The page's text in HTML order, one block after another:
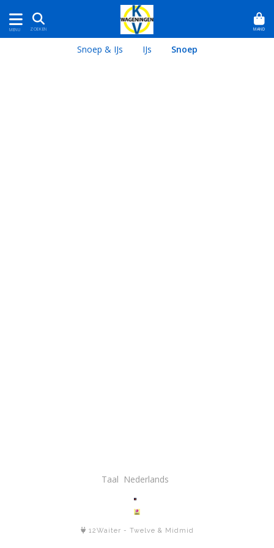
MENU ZOEKEN MAND
Snoep & IJs IJs Snoep
Taal
12Waiter - Twelve & Midmid